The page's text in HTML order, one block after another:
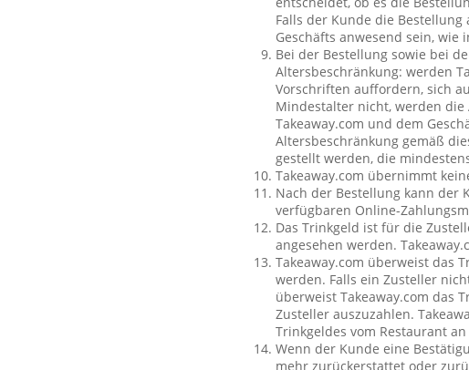
Falls der Kunde die
Geschäfts anwesend sein, wie
Bei der Bestellung sowie bei
Altersbeschränkung: werden
Vorschriften auffordern, sich
Mindestalter nicht, werden
Takeaway.com und dem
Altersbeschränkung gemäß
gestellt werden, die
Takeaway.com übernimmt
Nach der Bestellung kann der
verfügbaren Online-
Das Trinkgeld ist für die
angesehen werden.
Takeaway.com überweist das
werden. Falls ein Zusteller
überweist Takeaway.com das
Zusteller auszuzahlen.
Trinkgeldes vom Restaurant
Wenn der Kunde eine
mehr zurückerstattet oder